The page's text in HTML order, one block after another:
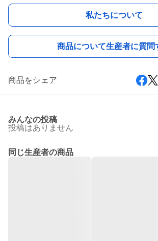
私たちについて
商品について生産者に質問
商品をシェア
みんなの投稿
投稿はありません
同じ生産者の商品